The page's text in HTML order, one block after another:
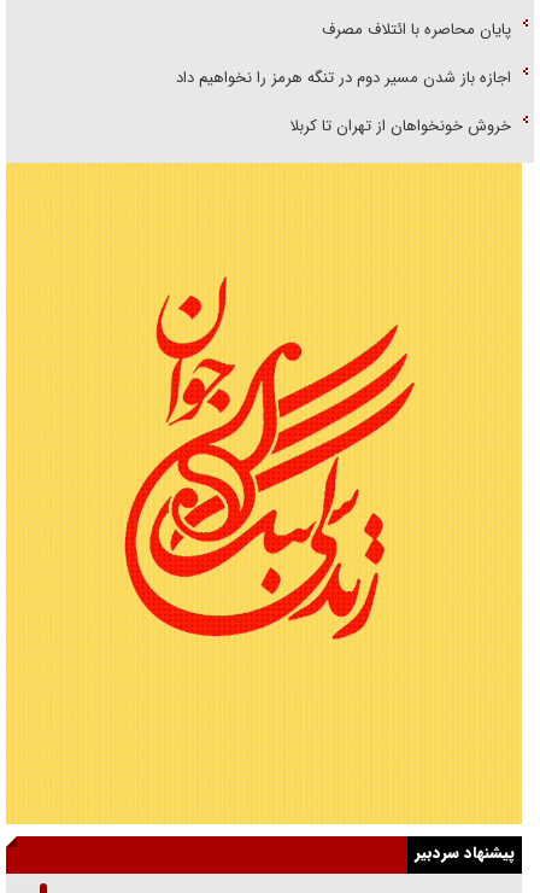
پایان محاصره با ائتلاف مصرف
اجازه باز شدن مسیر دوم در تنگه هرمز را نخواهیم داد
خروش خونخواهان از تهران تا کربلا
پیشنهاد سردبیر